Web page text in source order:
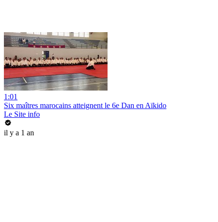
1:01
Six maîtres marocains atteignent le 6e Dan en Aïkido
Le Site info
il y a 1 an